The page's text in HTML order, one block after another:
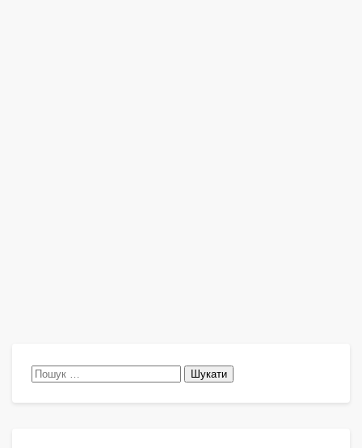
Пошук: